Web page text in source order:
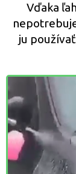
Vďaka
ju